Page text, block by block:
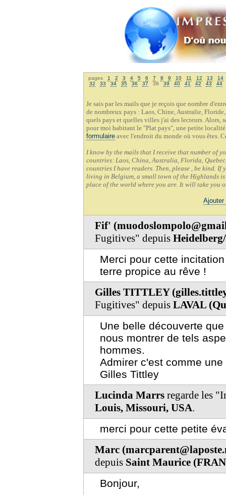
pages 1 2 3 4 5 6 7 8 9 10 11 12 13
14
32
33 34 35 36 37 38 39 40 41 42 43 44
Je sais par les mails que je reçois que nombre
de nombreux pays : Laos, Chine, Australie,
quels pays et quelles villes j'ai des lecteurs. Alors,
pour moi habitant le "Plat pays", une petite
formulaire avec l'endroit du monde où vous êtes.
I know by the mails that I receive that number of
countries: Laos, China, Australia, Florida,
countries I have readers. Then, please , be kind.
living in Belgium, a small town of the Highlands
place of the world where you are. It will take you
Ajouter
Fif'
Fugitives" depuis
Merci pour cette
terre propice au rêve !
Gilles TITTLEY
Fugitives" depuis LAVAL
Une belle découverte
nous montrer de tels
hommes.
Admirer c'est comme
Gilles Tittley
Lucinda Marrs regarde les
Louis, Missouri, USA.
merci pour cette petite
Marc
depuis Saint Maurice
Bonjour,